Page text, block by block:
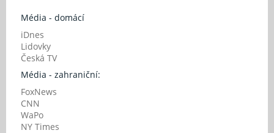
Média - domácí
iDnes
Lidovky
Česká TV
Média - zahraniční:
FoxNews
CNN
WaPo
NY Times